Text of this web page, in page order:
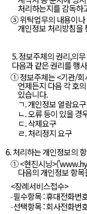
처리하는지를 감독하
③ 위탁업무의 내용이나
개인정보 처리방침을
5. 정보주체의 권리,의
다음과 같은 권리를 행
① 정보주체는 <기관/회
언제든지 다음 각 호
있습니다.
ㄱ. 개인정보 열람요구
ㄴ. 오류 등이 있을 경
ㄷ. 삭제요구
ㄹ. 처리정지 요구
6. 처리하는 개인정보의
① <현진시닝>('
다음의 개인정보 항
<장례서비스접수>
필수항목 : 휴대전화번
선택항목 : 회사전화번